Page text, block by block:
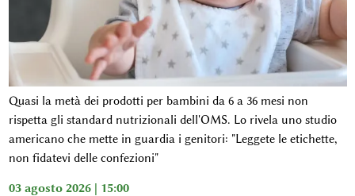
Quasi la metà dei prodotti per bambini da 6 a 36 mesi non
rispetta gli standard nutrizionali dell'OMS. Lo rivela uno studio
americano che mette in guardia i genitori: "Leggete le etichette,
non fidatevi delle confezioni"
03 agosto 2026 | 15:00